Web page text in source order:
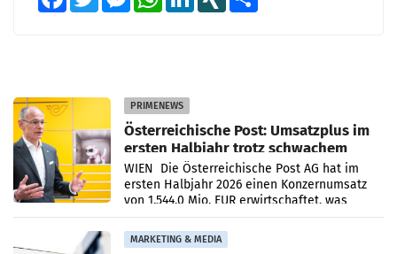
PRIMENEWS
Österreichische Post: Umsatzplus im
ersten Halbjahr trotz schwachem
Briefgeschäft
WIEN Die Österreichische Post AG hat im
ersten Halbjahr 2026 einen Konzernumsatz
von 1.544,0 Mio. EUR erwirtschaftet, was
einem Plus von 3,8 Prozent gegenüber dem
Vergleichszeitraum
MARKETING & MEDIA